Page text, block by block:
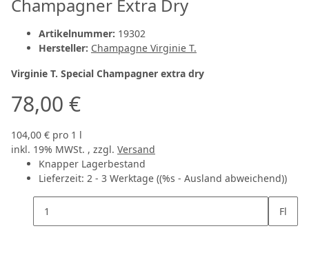
Champagner Extra Dry
Artikelnummer: 19302
Hersteller: Champagne Virginie T.
Virginie T. Special Champagner extra dry
78,00 €
104,00 € pro 1 l
inkl. 19% MWSt. , zzgl. Versand
Knapper Lagerbestand
Lieferzeit: 2 - 3 Werktage ((%s - Ausland abweichend))
Fl